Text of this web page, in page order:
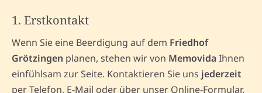
1. Erstkontakt
Wenn Sie eine Beerdigung auf dem Friedhof
Grötzingen planen, stehen wir von MemovidaIhnen
einfühlsam zur Seite. Kontaktieren Sie uns jederzeit
per Telefon, E-Mail oder über unser Online-Formular.